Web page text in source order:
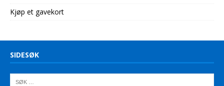
Kjøp et gavekort
SIDESØK